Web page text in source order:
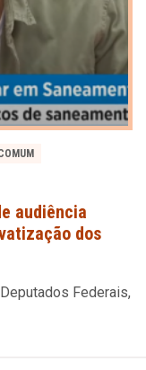
audiência
dos
Federais,